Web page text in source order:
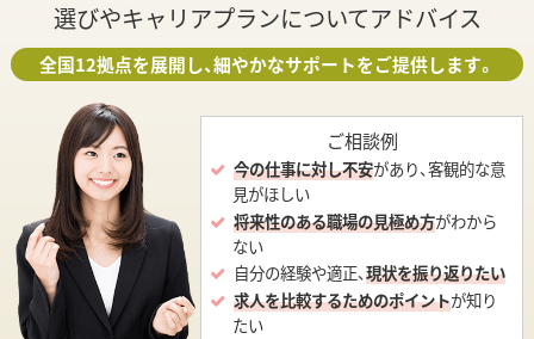
選びやキャリアプランについてアドバイス
全国12拠点を展開し、細やかなサポートをご提供します。
ご相談例
今の仕事に対し不安があり、客観的な意
見がほしい
将来性のある職場の見極め方がわから
ない
自分の経験や適正、現状を振り返りたい
求人を比較するためのポイントが知り
たい